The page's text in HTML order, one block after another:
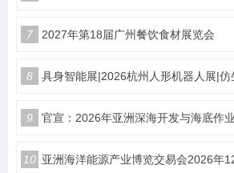
7 2027年第18届广州餐饮食材展览会
8 具身智能展|2026杭州人形机器人展|
9 官宣：2026年亚洲深海开发与海底作
10 亚洲海洋能源产业博览交易会2026年